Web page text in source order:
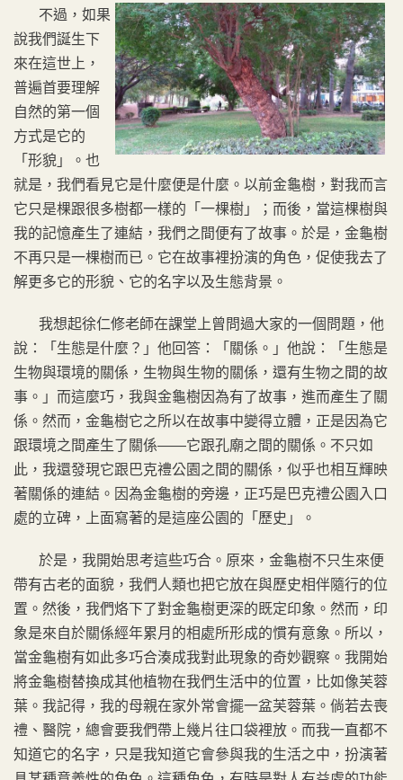
不過，如果
說我們誕生下
來在這世上，
普遍首要理解
自然的第一個
方式是它的
「形貌」。也
就是，我們看見它是什麼便是什麼。以前金龜樹，對我而言
它只是棵跟很多樹都一樣的「一棵樹」；而後，當這棵樹與
我的記憶產生了連結，我們之間便有了故事。於是，金龜樹
不再只是一棵樹而已。它在故事裡扮演的角色，促使我去了
解更多它的形貌、它的名字以及生態背景。
我想起徐仁修老師在課堂上曾問過大家的一個問題，他
說：「生態是什麼？」他回答：「關係。」他說：「生態是
生物與環境的關係，生物與生物的關係，還有生物之間的故
事。」而這麼巧，我與金龜樹因為有了故事，進而產生了關
係。然而，金龜樹它之所以在故事中變得立體，正是因為它
跟環境之間產生了關係——它跟孔廟之間的關係。不只如
此，我還發現它跟巴克禮公園之間的關係，似乎也相互輝映
著關係的連結。因為金龜樹的旁邊，正巧是巴克禮公園入口
處的立碑，上面寫著的是這座公園的「歷史」。
於是，我開始思考這些巧合。原來，金龜樹不只生來便
帶有古老的面貌，我們人類也把它放在與歷史相伴隨行的位
置。然後，我們烙下了對金龜樹更深的既定印象。然而，印
象是來自於關係經年累月的相處所形成的慣有意象。所以，
當金龜樹有如此多巧合湊成我對此現象的奇妙觀察。我開始
將金龜樹替換成其他植物在我們生活中的位置，比如像芙蓉
葉。我記得，我的母親在家外常會擺一盆芙蓉葉。倘若去喪
禮、醫院，總會要我們帶上幾片往口袋裡放。而我一直都不
知道它的名字，只是我知道它會參與我的生活之中，扮演著